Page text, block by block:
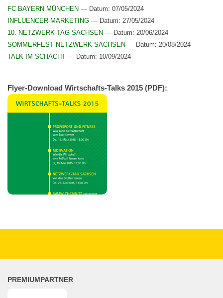
FC BAYERN MÜNCHEN — Datum: 07/05/2024
INFLUENCER-MARKETING — Datum: 27/05/2024
10. NETZWERK-TAG SACHSEN — Datum: 20/06/2024
SOMMERFEST NETZWERK SACHSEN — Datum: 20/08/2024
TALK IM SCHACHT — Datum: 10/09/2024
Fly­er-Down­load Wirtschafts-Talks 2015 (PDF):
PREMIUMPARTNER